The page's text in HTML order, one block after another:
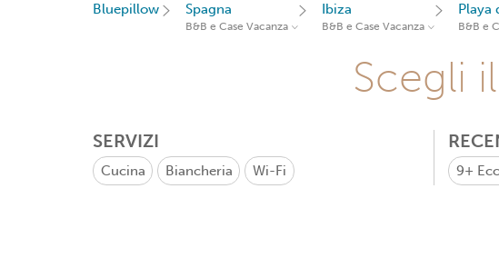
Bluepillow Spagna
B&B e Case Vacanza
Ibiza
B&B e Case Vacanza
Playa
B&B e
Scegli
SERVIZI
Cucina Biancheria Wi-Fi 9+